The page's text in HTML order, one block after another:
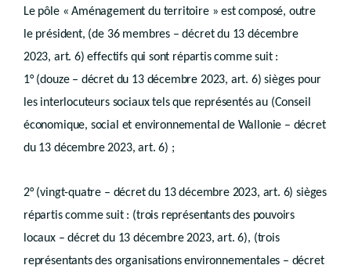
Chapitre I
Règlements régionaux d’urbanisme
Art.
Chapitre II Règlements communaux d’urbanisme
Art.D.III.12
Art.
Art.D.III.14
Art.D.III.15
D.III.16
Livre IV
PERMIS ET CERTIFICATS D’URBANISME
Généralités
Chapitre I er
Notions
Art.D.IV.I
Actes soumis à permis d’urbanisation
Le pôle « Aménagement du territoire » est composé, outre
le président, (de 36 membres – décret du 13 décembre
2023, art. 6) effectifs qui sont répartis comme suit :
1° (douze – décret du 13 décembre 2023, art. 6) sièges pour
les interlocuteurs sociaux tels que représentés au (Conseil
économique, social et environnemental de Wallonie – décret
du 13 décembre 2023, art. 6) ;
2° (vingt-quatre – décret du 13 décembre 2023, art. 6) sièges
répartis comme suit : (trois représentants des pouvoirs
locaux – décret du 13 décembre 2023, art. 6), (trois
représentants des organisations environnementales – décret